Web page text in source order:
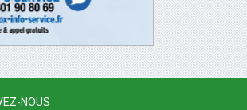
NOUS